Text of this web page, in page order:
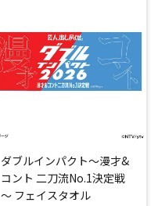
ダブルインパクト～漫才&
コント 二刀流No.1決定戦
～ フェイスタオル